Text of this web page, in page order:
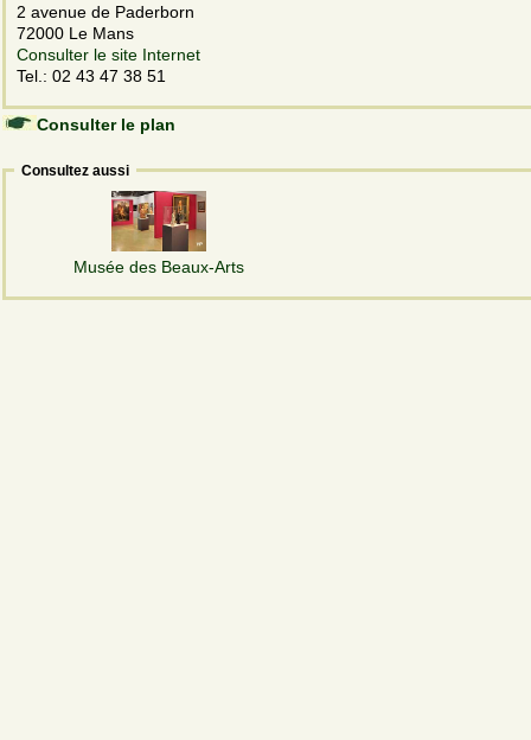
2 avenue de Paderborn
72000 Le Mans
Consulter le site Internet
Tel.: 02 43 47 38 51
Consulter le plan
Consultez aussi
Musée des Beaux-Arts